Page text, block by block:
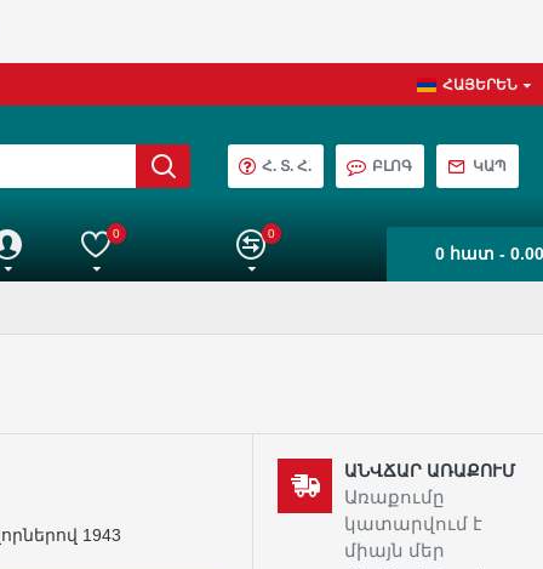
ՀԱՅԵՐԵՆ
Հ. Տ. Հ. ԲԼՈԳ ԿԱՊ
Իմ ընտրանին
0
Ապրանքների Համեմատում
0
0 հատ -
1943
ԱՆՎՃԱՐ ԱՌԱՔՈՒՄ
Առաքումը
կատարվում է
միայն մեր